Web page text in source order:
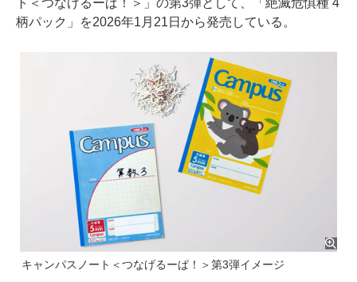
ト＜つなげるーぱ！＞」の第3弾として、「絶滅危惧種 4
柄パック」を2026年1月21日から発売している。
キャンパスノート＜つなげるーぱ！＞第3弾イメージ